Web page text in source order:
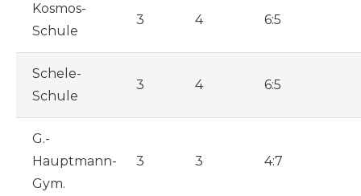
Kosmos-
Schule
3 4 6:5
Schele-
Schule
3 4 6:5
G.-
Hauptmann-
Gym.
3 3 4:7